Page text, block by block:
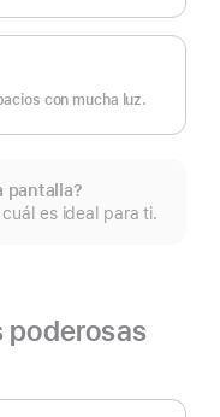
con mucha luz.
pantalla?
es ideal para ti.
poderosas